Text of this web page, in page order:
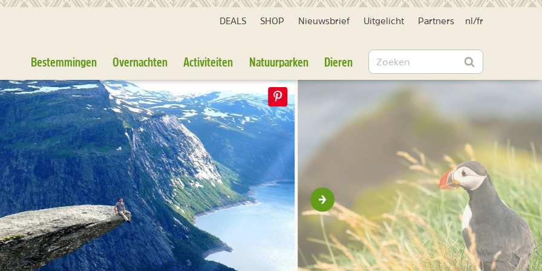
DEALS SHOP Nieuwsbrief Uitgelicht Partners nl /fr
Bestemmingen Overnachten Activiteiten Natuurparken Dieren Zoeken
Zoeken
Volgende